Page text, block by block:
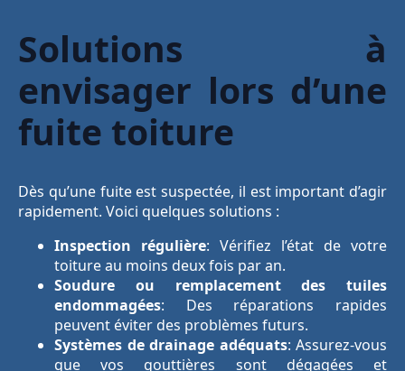
Solutions à
envisager lors d’une
fuite toiture
Dès qu’une fuite est suspectée, il est important d’agir
rapidement. Voici quelques solutions :
Inspection régulière: Vérifiez l’état de votre
toiture au moins deux fois par an.
Soudure ou remplacement des tuiles
endommagées: Des réparations rapides
peuvent éviter des problèmes futurs.
Systèmes de drainage adéquats: Assurez-vous
que vos gouttières sont dégagées et